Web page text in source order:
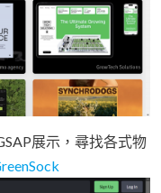
展示，尋找各式物